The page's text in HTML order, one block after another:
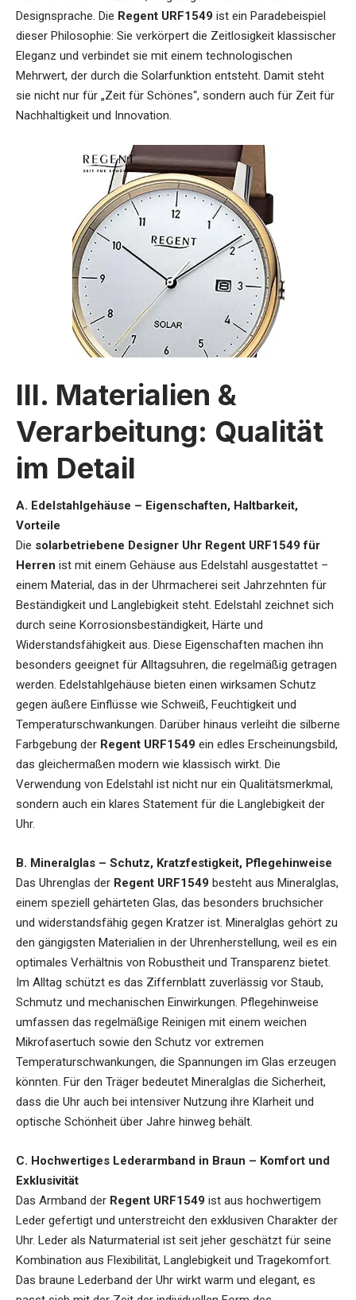
Designsprache. Die Regent URF1549 ist ein Paradebeispiel
dieser Philosophie: Sie verkörpert die Zeitlosigkeit klassischer
Eleganz und verbindet sie mit einem technologischen
Mehrwert, der durch die Solarfunktion entsteht. Damit steht
sie nicht nur für „Zeit für Schönes“, sondern auch für Zeit für
Nachhaltigkeit und Innovation.
III. Materialien &
Verarbeitung: Qualität
im Detail
A. Edelstahlgehäuse – Eigenschaften, Haltbarkeit,
Vorteile
Die solarbetriebene Designer Uhr Regent URF1549 für
Herren ist mit einem Gehäuse aus Edelstahl ausgestattet –
einem Material, das in der Uhrmacherei seit Jahrzehnten für
Beständigkeit und Langlebigkeit steht. Edelstahl zeichnet sich
durch seine Korrosionsbeständigkeit, Härte und
Widerstandsfähigkeit aus. Diese Eigenschaften machen ihn
besonders geeignet für Alltagsuhren, die regelmäßig getragen
werden. Edelstahlgehäuse bieten einen wirksamen Schutz
gegen äußere Einflüsse wie Schweiß, Feuchtigkeit und
Temperaturschwankungen. Darüber hinaus verleiht die silberne
Farbgebung der Regent URF1549 ein edles Erscheinungsbild,
das gleichermaßen modern wie klassisch wirkt. Die
Verwendung von Edelstahl ist nicht nur ein Qualitätsmerkmal,
sondern auch ein klares Statement für die Langlebigkeit der
Uhr.
B. Mineralglas – Schutz, Kratzfestigkeit, Pflegehinweise
Das Uhrenglas der Regent URF1549 besteht aus Mineralglas,
einem speziell gehärteten Glas, das besonders bruchsicher
und widerstandsfähig gegen Kratzer ist. Mineralglas gehört zu
den gängigsten Materialien in der Uhrenherstellung, weil es ein
optimales Verhältnis von Robustheit und Transparenz bietet.
Im Alltag schützt es das Ziffernblatt zuverlässig vor Staub,
Schmutz und mechanischen Einwirkungen. Pflegehinweise
umfassen das regelmäßige Reinigen mit einem weichen
Mikrofasertuch sowie den Schutz vor extremen
Temperaturschwankungen, die Spannungen im Glas erzeugen
könnten. Für den Träger bedeutet Mineralglas die Sicherheit,
dass die Uhr auch bei intensiver Nutzung ihre Klarheit und
optische Schönheit über Jahre hinweg behält.
C. Hochwertiges Lederarmband in Braun – Komfort und
Exklusivität
Das Armband der Regent URF1549 ist aus hochwertigem
Leder gefertigt und unterstreicht den exklusiven Charakter der
Uhr. Leder als Naturmaterial ist seit jeher geschätzt für seine
Kombination aus Flexibilität, Langlebigkeit und Tragekomfort.
Das braune Lederband der Uhr wirkt warm und elegant, es